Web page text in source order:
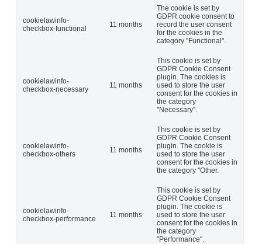
cookielawinfo-
checkbox-functional
11 months
The cookie is set by
GDPR cookie consent to
record the user consent
for the cookies in the
category "Functional".
cookielawinfo-
checkbox-necessary
11 months
This cookie is set by
GDPR Cookie Consent
plugin. The cookies is
used to store the user
consent for the cookies in
the category
"Necessary".
cookielawinfo-
checkbox-others
11 months
This cookie is set by
GDPR Cookie Consent
plugin. The cookie is
used to store the user
consent for the cookies in
the category "Other.
cookielawinfo-
checkbox-performance
11 months
This cookie is set by
GDPR Cookie Consent
plugin. The cookie is
used to store the user
consent for the cookies in
the category
"Performance".